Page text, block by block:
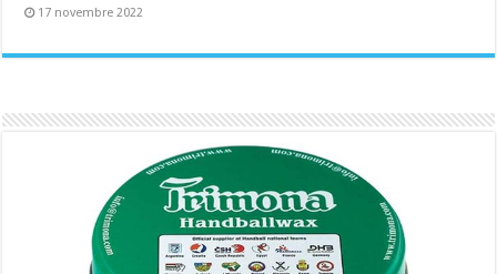
17 novembre 2022